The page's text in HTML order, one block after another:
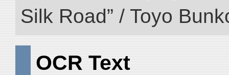
Silk Road” / Toyo
OCR Text